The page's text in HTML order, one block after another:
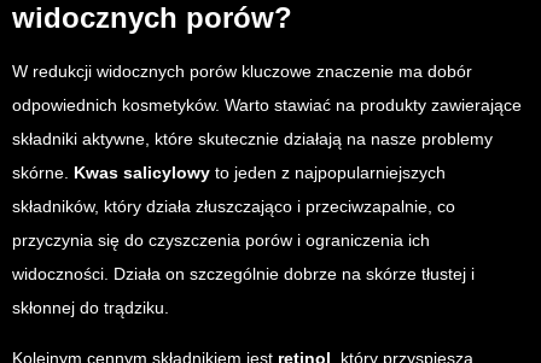
widocznych porów?
W redukcji widocznych porów kluczowe znaczenie ma dobór
odpowiednich kosmetyków. Warto stawiać na produkty zawierające
składniki aktywne, które skutecznie działają na nasze problemy
skórne. Kwas salicylowy to jeden z najpopularniejszych
składników, który działa złuszczająco i przeciwzapalnie, co
przyczynia się do czyszczenia porów i ograniczenia ich
widoczności. Działa on szczególnie dobrze na skórze tłustej i
skłonnej do trądziku.
Kolejnym cennym składnikiem jest retinol , który przyspiesza